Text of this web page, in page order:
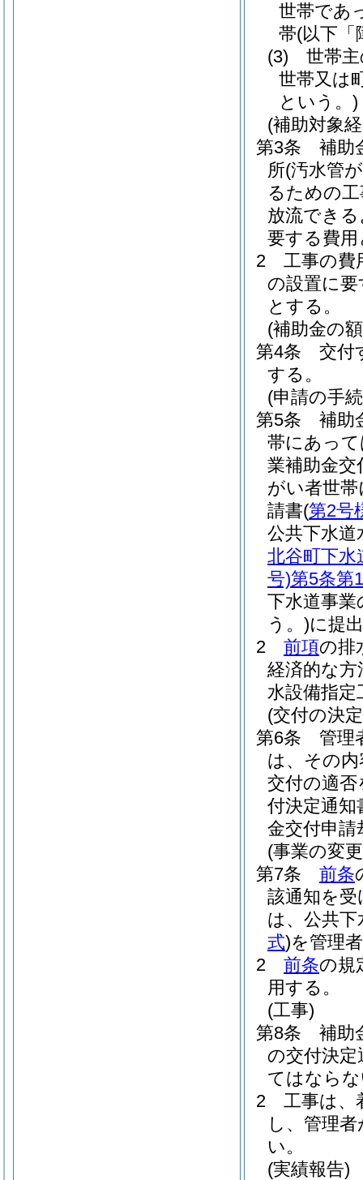
世帯であ
帯(以下「
(3)
世帯
世帯又は
という。)
(補助対象
第3条
補助
所(汚水管
るための
放流でき
要する費
2
工事の費
の設置に
とする。
(補助金の
第4条
交付
する。
(申請の手
第5条
補助
帯にあっ
業補助金交
がい者世
請書(第2号
公共下水道
北谷町下水
号)第5条第
下水道事業
う。)に提
2
前項の排
経済的な方
水設備指
(交付の決
第6条
管理
は、その
交付の適否
付決定通知
金交付申請
(事業の変
第7条
前条
該通知を
は、公共下
式)を管理
2
前条の規
用する。
(工事)
第8条
補助
の交付決
てはなら
2
工事は、
し、管理
い。
(実績報告)